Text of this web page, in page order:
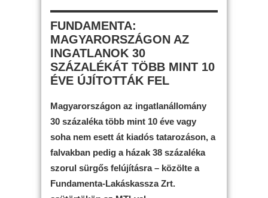
FUNDAMENTA:
MAGYARORSZÁGON AZ
INGATLANOK 30
SZÁZALÉKÁT TÖBB MINT 10
ÉVE ÚJÍTOTTÁK FEL
Magyarországon az ingatlanállomány
30 százaléka több mint 10 éve vagy
soha nem esett át kiadós tatarozáson, a
falvakban pedig a házak 38 százaléka
szorul sürgős felújításra – közölte a
Fundamenta-Lakáskassza Zrt.